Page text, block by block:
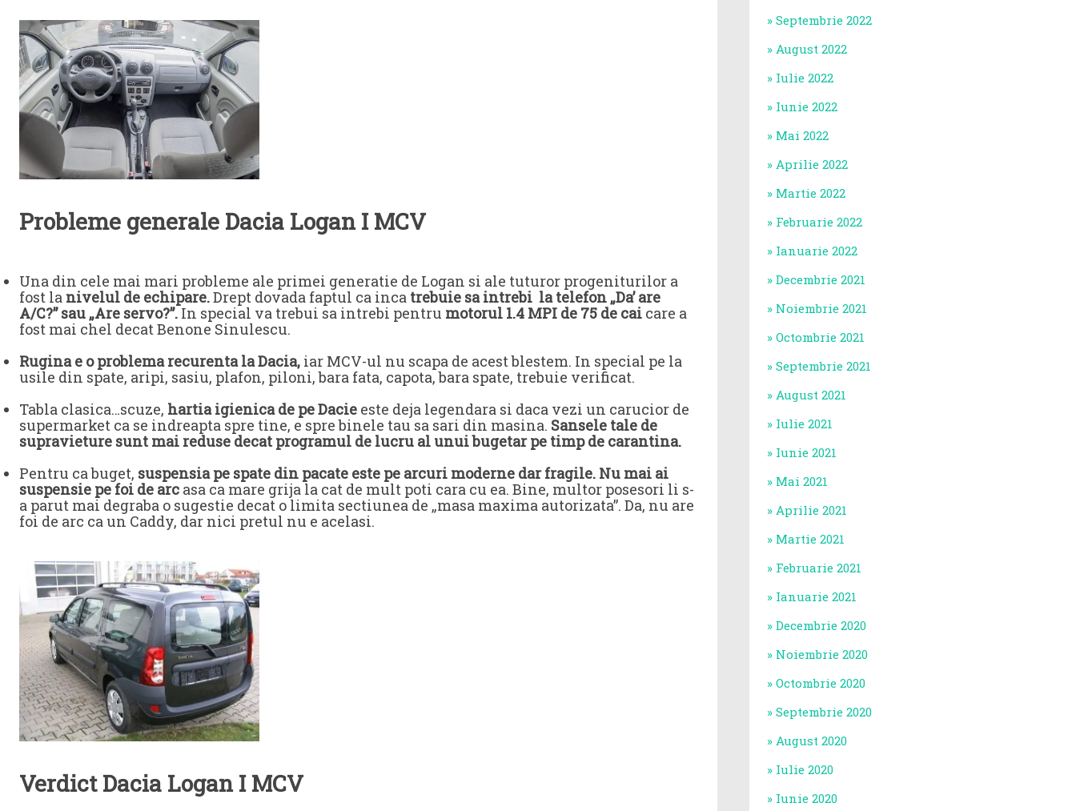
Probleme generale Dacia Logan I MCV
Una din cele mai mari probleme ale primei generatie de Logan si ale tuturor progeniturilor a
fost la nivelul de echipare.Drept dovada faptul ca inca trebuie sa intrebi la telefon „Da’ are
A/C?” sau „Are servo?”. In special va trebui sa intrebi pentru motorul 1.4 MPI de 75 de cai care a
fost mai chel decat Benone Sinulescu.
Rugina e o problema recurenta la Dacia, iar MCV-ul nu scapa de acest blestem. In special pe la
usile din spate, aripi, sasiu, plafon, piloni, bara fata, capota, bara spate, trebuie verificat.
Tabla clasica…scuze, hartia igienica de pe Dacie este deja legendara si daca vezi un carucior de
supermarket ca se indreapta spre tine, e spre binele tau sa sari din masina. Sansele tale de
supravieture sunt mai reduse decat programul de lucru al unui bugetar pe timp de carantina.
Pentru ca buget, suspensia pe spate din pacate este pe arcuri moderne dar fragile. Nu mai ai
suspensie pe foi de arc asa ca mare grija la cat de mult poti cara cu ea. Bine, multor posesori li s-
a parut mai degraba o sugestie decat o limita sectiunea de „masa maxima autorizata”. Da, nu are
foi de arc ca un Caddy, dar nici pretul nu e acelasi.
Verdict Dacia Logan I MCV
Septembrie 2022
August 2022
Iulie 2022
Iunie 2022
Mai 2022
Aprilie 2022
Martie 2022
Februarie 2022
Ianuarie 2022
Decembrie 2021
Noiembrie 2021
Octombrie 2021
Septembrie 2021
August 2021
Iulie 2021
Iunie 2021
Mai 2021
Aprilie 2021
Martie 2021
Februarie 2021
Ianuarie 2021
Decembrie 2020
Noiembrie 2020
Octombrie 2020
Septembrie 2020
August 2020
Iulie 2020
Iunie 2020